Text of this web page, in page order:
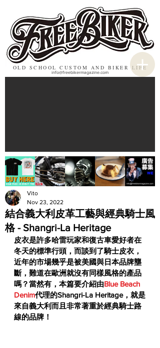
OLD SCHOOL CUSTOM AND BIKER LIFE
info@freebikermagazine.com
結合義大利皮革工藝與經典騎士風
格 - Shangri-La Heritage
Vito
Nov 23, 2022
皮衣是許多哈雷玩家和復古車愛好者在
冬天的標準行頭，而談到了騎士皮衣，
近年的市場幾乎是被美國與日本品牌壟
斷，難道在歐洲就沒有同樣風格的產品
嗎？當然有，本篇要介紹由Blue Beach
Denim代理的Shangri-La Heritage，就是
來自義大利而且非常著重於經典騎士路
線的品牌！